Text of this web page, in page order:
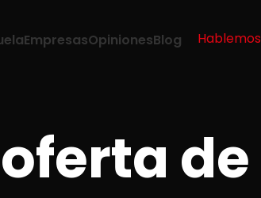
EmpresasOpinionesBlog Hablemos
de